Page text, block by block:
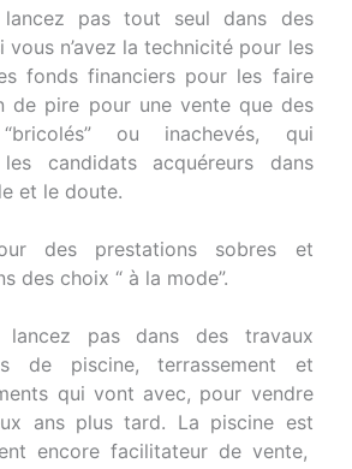
pas tout seul dans des
vous n’avez la technicité pour les
fonds financiers pour les faire
de pire pour une vente que des
ou inachevés, qui
candidats acquéreurs dans
et le doute.
des prestations sobres et
des choix “ à la mode”.
lancez pas dans des travaux
de piscine, terrassement et
qui vont avec, pour vendre
ans plus tard. La piscine est
encore facilitateur de vente,